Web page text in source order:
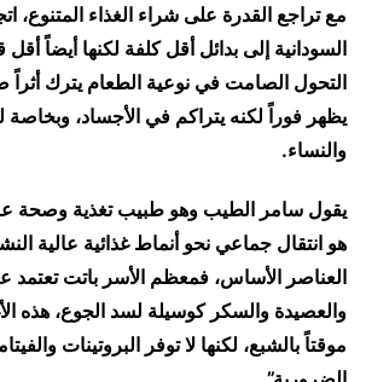
مع تراجع القدرة على شراء الغذاء المتنوع،
السودانية إلى بدائل أقل كلفة لكنها أيضاً أقل
التحول الصامت في نوعية الطعام يترك أثراً
يظهر فوراً لكنه يتراكم في الأجساد، وبخاصة
والنساء.
يقول سامر الطيب وهو طبيب تغذية وصحة
هو انتقال جماعي نحو أنماط غذائية عالية
العناصر الأساس، فمعظم الأسر باتت تعتمد
والعصيدة والسكر كوسيلة لسد الجوع، هذه
موقتاً بالشبع، لكنها لا توفر البروتينات